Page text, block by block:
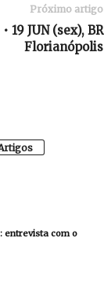
Próximo artigo
• 19 JUN (sex), BR
Florianópolis
entrevista com o